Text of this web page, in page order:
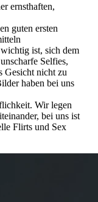
ernsthaften,
guten ersten
ist, sich dem
Selfies,
Gesicht nicht zu
haben bei uns
Wir legen
bei uns ist
Flirts und Sex